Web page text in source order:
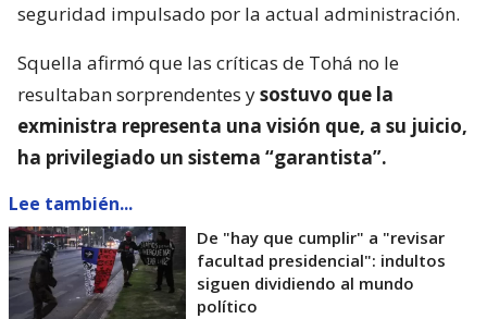
seguridad impulsado por la actual administración.
Squella afirmó que las críticas de Tohá no le
resultaban sorprendentes ysostuvo que la
exministra representa una visión que, a su juicio,
ha privilegiado un sistema “garantista”.
Lee también...
De "hay que cumplir" a "revisar
facultad presidencial": indultos
siguen dividiendo al mundo
político